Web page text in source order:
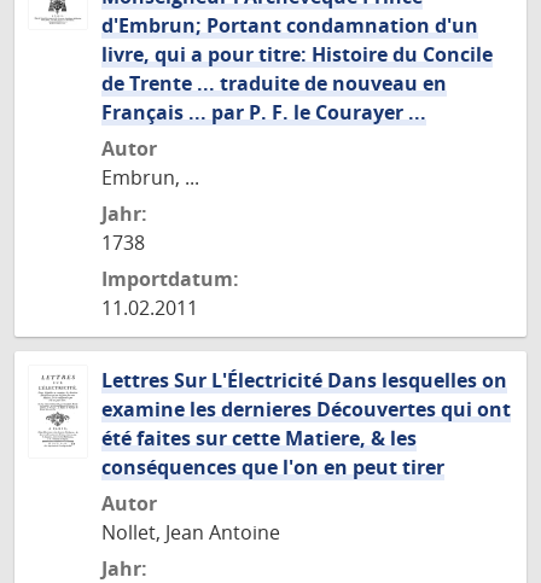
d'Embrun; Portant condamnation d'un
livre, qui a pour titre: Histoire du Concile
de Trente ... traduite de nouveau en
Français ... par P. F. le Courayer ...
Autor
Embrun, ...
Jahr:
1738
Importdatum:
11.02.2011
Lettres Sur L'Électricité Dans lesquelles on
examine les dernieres Découvertes qui ont
été faites sur cette Matiere, & les
conséquences que l'on en peut tirer
Autor
Nollet, Jean Antoine
Jahr: